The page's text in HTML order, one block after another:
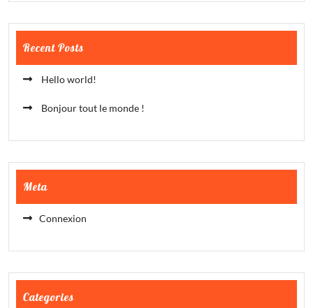
Recent Posts
Hello world!
Bonjour tout le monde !
Meta
Connexion
Categories